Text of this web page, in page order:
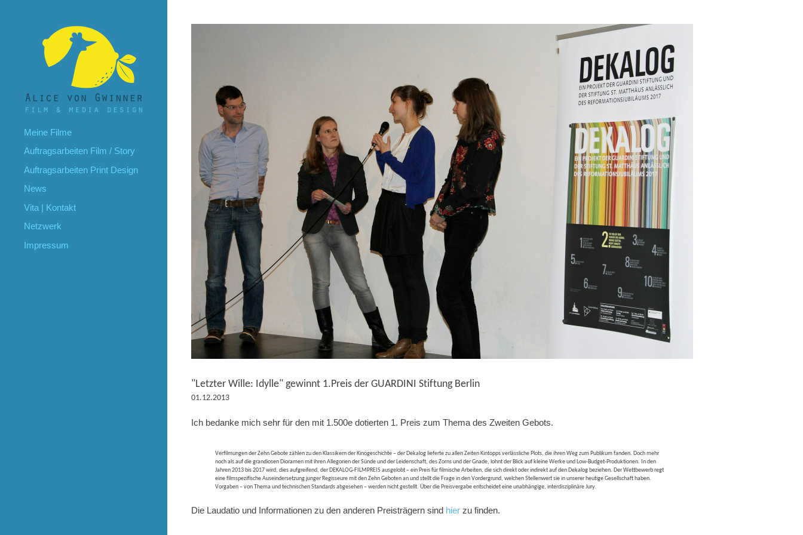
Meine Filme
Auftragsarbeiten Film / Story
Auftragsarbeiten Print Design
News
Vita | Kontakt
Netzwerk
Impressum
"Letzter Wille: Idylle" gewinnt 1.Preis der GUARDINI Stiftung Berlin
01.12.2013
Ich bedanke mich sehr für den mit 1.500e dotierten 1. Preis zum Thema des Zweiten Gebots.
Verfilmungen der Zehn Gebote zählen zu den Klassikern der Kinogeschichte – der Dekalog lieferte zu allen Zeiten Kintopps verlässliche Plots, die ihren Weg zum Publikum fanden. Doch mehr
noch als auf die grandiosen Dioramen mit ihren Allegorien der Sünde und der Leidenschaft, des Zorns und der Gnade, lohnt der Blick auf kleine Werke und Low-Budget-Produktionen. In den
Jahren 2013 bis 2017 wird, dies aufgreifend, der DEKALOG-FILMPREIS ausgelobt – ein Preis für filmische Arbeiten, die sich direkt oder indirekt auf den Dekalog beziehen. Der Wettbewerb regt
eine filmspezifische Auseindersetzung junger Regisseure mit den Zehn Geboten an und stellt die Frage in den Vordergrund, welchen Stellenwert sie in unserer heutige Gesellschaft haben.
Vorgaben – von Thema und technischen Standards abgesehen – werden nicht gestellt. Über die Preisvergabe entscheidet eine unabhängige, interdisziplinäre Jury.
Die Laudatio und Informationen zu den anderen Preisträgern sind hier zu finden.